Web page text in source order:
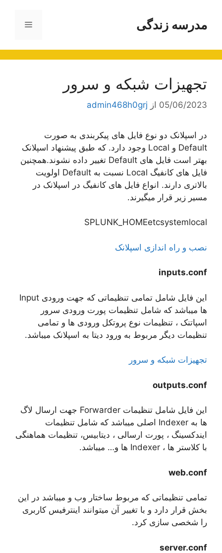
محتوامدرسه زندگی فهرست
تجهیزات شبکه و سرور
05/06/2023 از admin468h0grj
در اسپلانک دو نوع فایل های پیکربندی به صورت
Default و Local وجود دارد. که طبق پیشنهاد اسپلانک
بهتر است فایل های Default تغییر داده نشوند.همچنین
فایل های کانفیگ Local نسبت به Default اولویت
بالاتری دارند. انواع فایل های کانفیگ در اسپلانک در
مسیر زیر قرار میگیرند.
SPLUNK_HOMEetcsystemlocal
نصب و راه اندازی اسپلانک
inputs.conf
این فایل شامل تمامی تنظیماتی که جهت ورودی Input
ها میباشد که شامل تنظیمات پورت ورودی سرور
اسپاتنک ، تنظیمات نوع پروتکل ورودی ها و تمامی
تنظیمات دیگر مربوط به ورود دیتا به اسپلانک میباشد.
تجهیزات شبکه و سرور
outputs.conf
این فایل شامل تنظیمات Forwarder جهت ارسال لاگ
ها به Indexer اصلی میباشد که شامل تنظیمات
ایندکسینگ ، پورت ارسالی ، دیتابیس، تنظیمات هماهنگی
با کلاستر ها ، Indexer ها و… میباشد.
web.conf
تمامی تنظیماتی که مربوط ساختار وب و میباشد در این
بخش قرار دارد و با تغییر آن میتوانند اینترفیس کاربری
را شخصی سازی کرد.
server.conf